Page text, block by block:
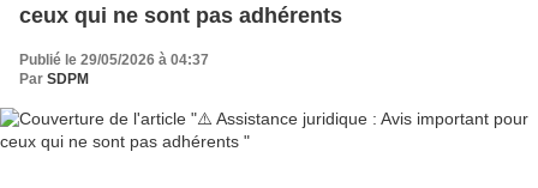
ceux qui ne sont pas adhérents
Publié le 29/05/2026 à 04:37
Par SDPM